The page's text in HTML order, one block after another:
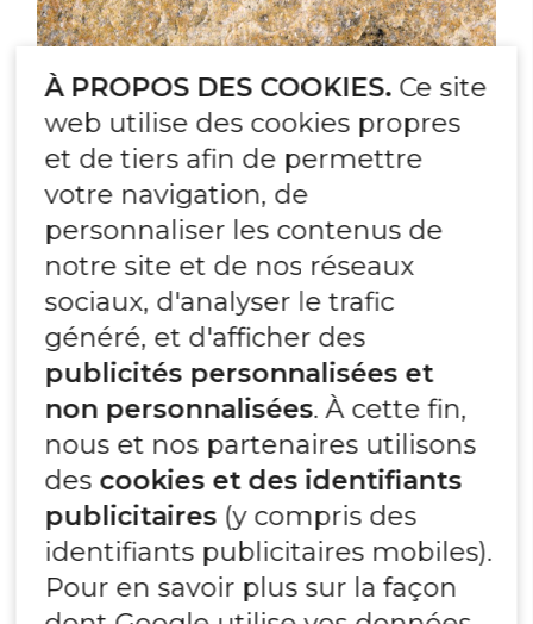
GNEISS SAINT YRIEIX
À PROPOS DES COOKIES. Ce site
web utilise des cookies propres
et de tiers afin de permettre
votre navigation, de
personnaliser les contenus de
notre site et de nos réseaux
sociaux, d'analyser le trafic
généré, et d'afficher des
publicités personnalisées et
non personnalisées. À cette fin,
nous et nos partenaires utilisons
des cookies et des identifiants
publicitaires (y compris des
identifiants publicitaires mobiles).
Pour en savoir plus sur la façon